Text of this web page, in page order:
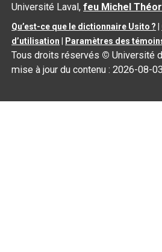
Université Laval,feu Michel
Qu’est-ce que le dictionnaire Usito ?
d’utilisation
Paramètres des
Tous droits réservés © Université
mise à jour du contenu :2026-08-03